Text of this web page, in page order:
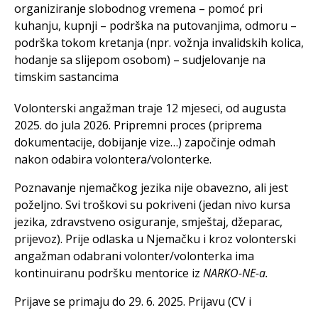
organiziranje slobodnog vremena – pomoć pri
kuhanju, kupnji – podrška na putovanjima, odmoru –
podrška tokom kretanja (npr. vožnja invalidskih kolica,
hodanje sa slijepom osobom) – sudjelovanje na
timskim sastancima
Volonterski angažman traje 12 mjeseci, od augusta
2025. do jula 2026. Pripremni proces (priprema
dokumentacije, dobijanje vize…) započinje odmah
nakon odabira volontera/volonterke.
Poznavanje njemačkog jezika nije obavezno, ali jest
poželjno. Svi troškovi su pokriveni (jedan nivo kursa
jezika, zdravstveno osiguranje, smještaj, džeparac,
prijevoz). Prije odlaska u Njemačku i kroz volonterski
angažman odabrani volonter/volonterka ima
kontinuiranu podršku mentorice iz NARKO-NE-a.
Prijave se primaju do 29. 6. 2025. Prijavu (CV i